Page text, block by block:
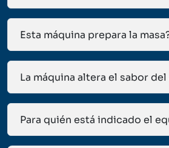
Esta máquina prepara la
La máquina altera el sabor
Para quién está indicado el